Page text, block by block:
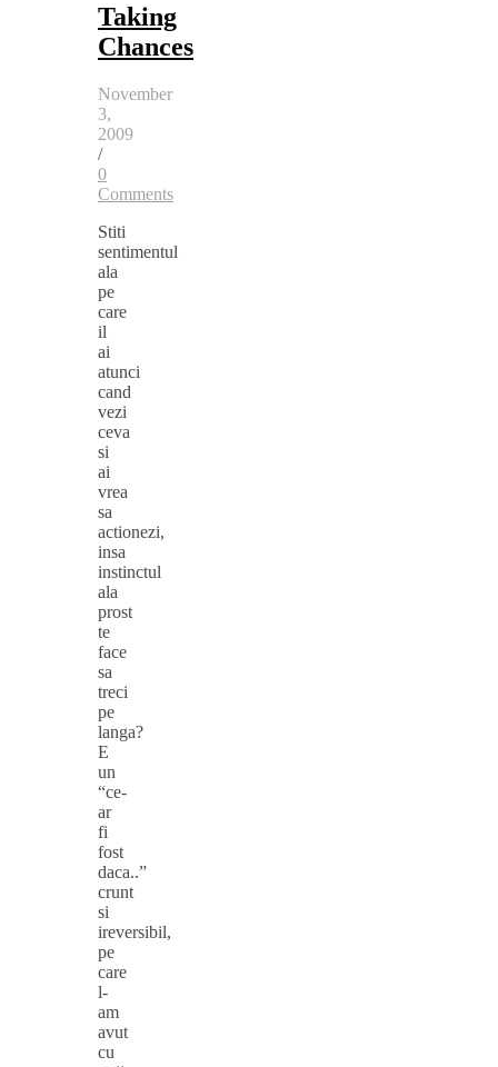
Taking
Chances
November
3,
2009
/
0
Comments
Stiti
sentimentul
ala
pe
care
il
ai
atunci
cand
vezi
ceva
si
ai
vrea
sa
actionezi,
insa
instinctul
ala
prost
te
face
sa
treci
pe
langa?
E
un
“ce-
ar
fi
fost
daca..”
crunt
si
ireversibil,
pe
care
l-
am
avut
cu